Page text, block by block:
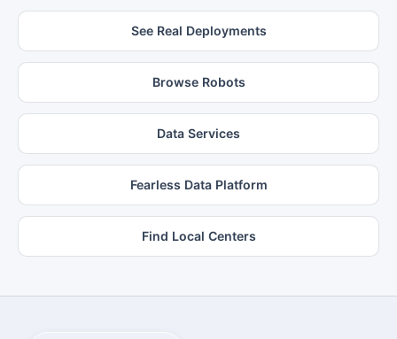
See Real Deployments
Browse Robots
Data Services
Fearless Data Platform
Find Local Centers